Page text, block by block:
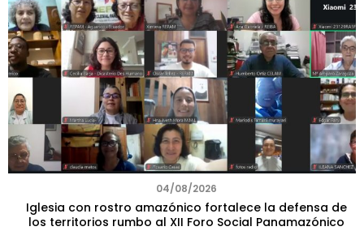
04/08/2026
Iglesia con rostro amazónico fortalece la defensa de
los territorios rumbo al XII Foro Social Panamazónico